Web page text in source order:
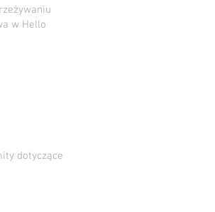
w Hello
dotyczące